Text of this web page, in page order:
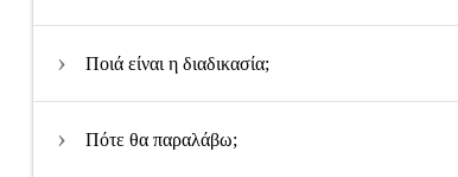
Ποιά είναι η διαδικασία;
Πότε θα παραλάβω;